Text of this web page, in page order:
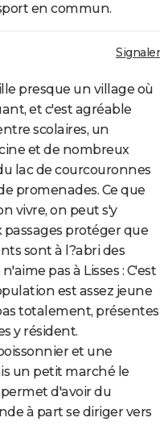
en commun.
Signaler
presque un village où
et c'est agréable
scolaires, un
et de nombreux
lac de courcouronnes
promenades. Ce que
vivre, on peut s'y
protéger que
sont à l?abri des
pas à Lisses : C'est
est assez jeune
totalement, présentes
y résident.
et une
un petit marché le
d'avoir du
à part se diriger vers